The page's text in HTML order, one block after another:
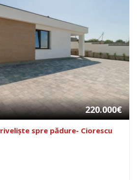
220.000€
spre pădure- Ciorescu